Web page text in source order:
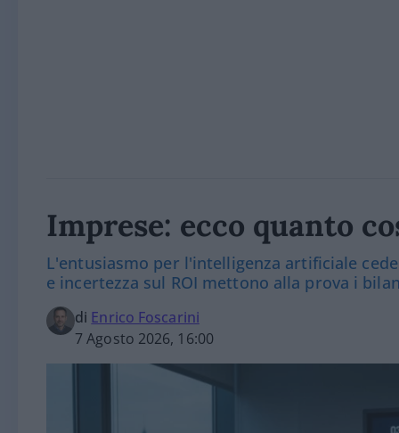
Imprese: ecco quanto
L'entusiasmo per l'intelligenza artificiale
e incertezza sul ROI mettono alla prova i
di Enrico Foscarini
7 Agosto 2026, 16:00